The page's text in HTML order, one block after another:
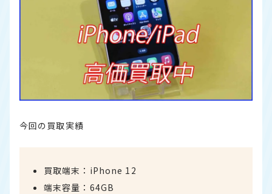
今回の買取実績
買取端末：iPhone 12
端末容量：64GB